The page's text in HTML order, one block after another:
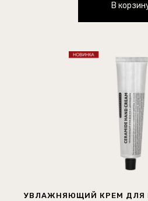
В
УВЛАЖНЯЮЩИЙ КРЕМ ДЛЯ